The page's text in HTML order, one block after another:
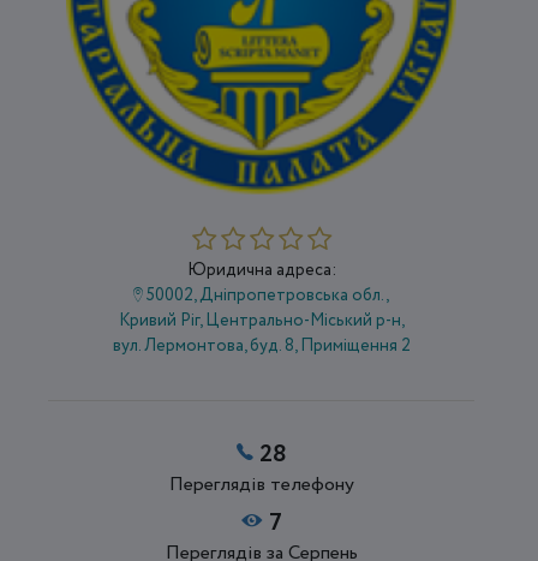
Юридична адреса:
50002, Дніпропетровська обл.,
Кривий Ріг, Центрально-Міський р-н,
вул. Лермонтова, буд. 8, Приміщення 2
28
Переглядів телефону
7
Переглядів за Серпень